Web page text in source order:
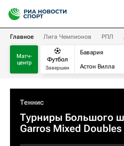
Главное Лига Чемпионов РПЛ
Матч-
центр
Футбол
Завершен
Бавария
Астон Вилла
Теннис
Турниры Большого
Garros Mixed Doubles